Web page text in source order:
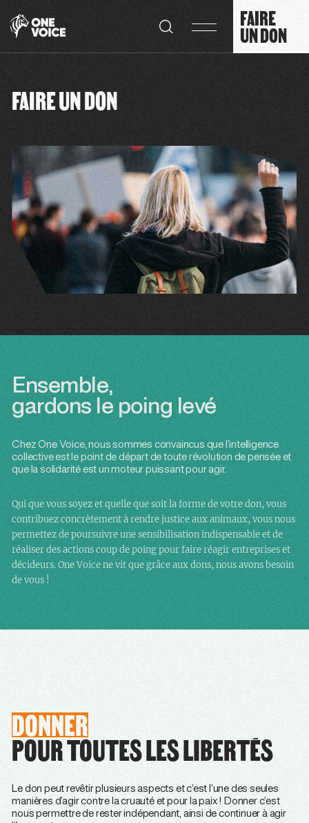
FAIRE
UN DON
FAIRE UN DON
Ensemble,
gardons le poing levé
Chez One Voice, nous sommes convaincus que l’intelligence
collective est le point de départ de toute révolution de pensée et
que la solidarité est un moteur puissant pour agir.
Qui que vous soyez et quelle que soit la forme de votre don, vous
contribuez concrètement à rendre justice aux animaux, vous nous
permettez de poursuivre une sensibilisation indispensable et de
réaliser des actions coup de poing pour faire réagir entreprises et
décideurs. One Voice ne vit que grâce aux dons, nous avons besoin
de vous !
DONNER
POUR TOUTES LES LIBERTÉS
Le don peut revêtir plusieurs aspects et c’est l’une des seules
manières d’agir contre la cruauté et pour la paix ! Donner c’est
nous permettre de rester indépendant, ainsi de continuer à agir